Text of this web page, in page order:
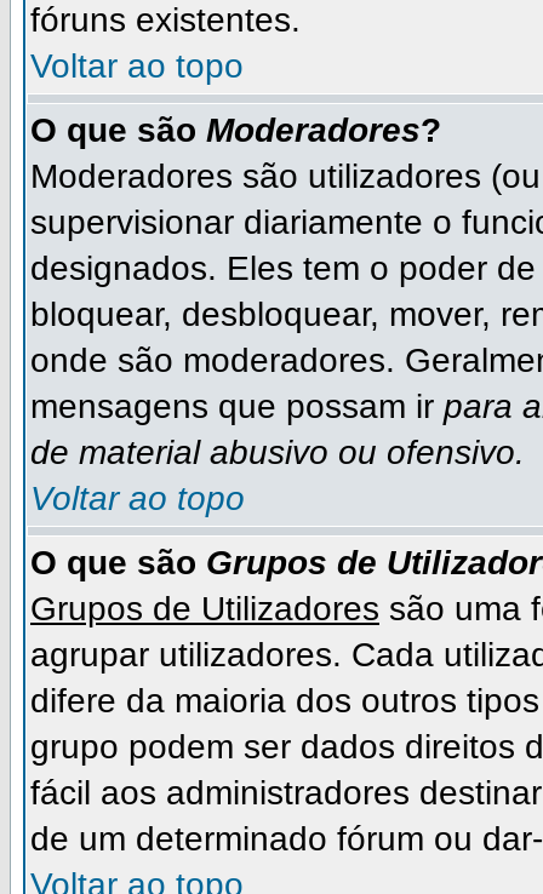
fóruns existentes.
Voltar ao topo
O que são Moderadores?
Moderadores são utilizadores
supervisionar diariamente o
designados. Eles tem o poder
bloquear, desbloquear, mover,
onde são moderadores.
mensagens que possam ir para
de material abusivo ou ofensivo.
Voltar ao topo
O que são Grupos de
Grupos de Utilizadores são uma
agrupar utilizadores. Cada
difere da maioria dos outros
grupo podem ser dados direitos
fácil aos administradores
de um determinado fórum ou
Voltar ao topo